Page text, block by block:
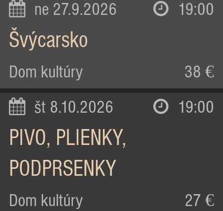
ne 27.9.2026 19:00
Švýcarsko
Dom kultúry 38 €
št 8.10.2026 19:00
PIVO, PLIENKY,
PODPRSENKY
Dom kultúry 27 €